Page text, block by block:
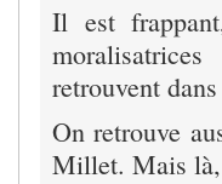
Il est
retrouvent
On retrouve
Millet. Mais là,